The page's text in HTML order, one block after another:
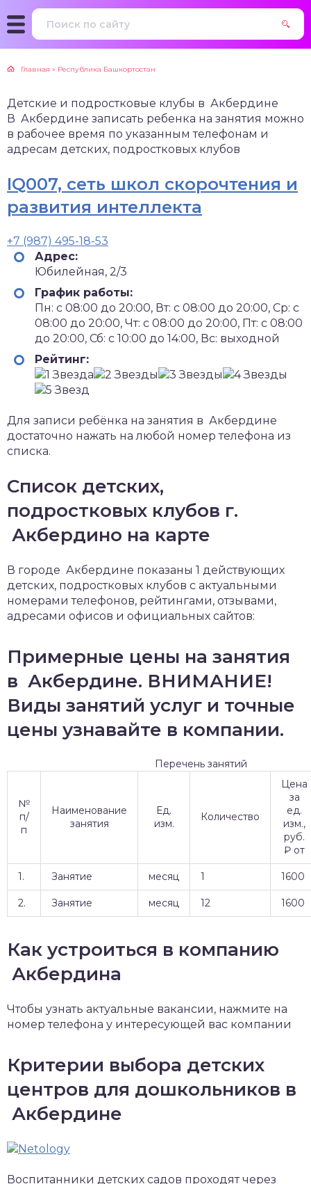
Главная » Республика Башкортостан
Детские и подростковые клубы в Акбердине
В Акбердине записать ребенка на занятия можно
в рабочее время по указанным телефонам и
адресам детских, подростковых клубов
IQ007, сеть школ скорочтения и
развития интеллекта
+7 (987) 495-18-53
Адрес:
Юбилейная, 2/3
График работы:
Пн: с 08:00 до 20:00, Вт: с 08:00 до 20:00, Ср: с
08:00 до 20:00, Чт: с 08:00 до 20:00, Пт: с 08:00
до 20:00, Сб: с 10:00 до 14:00, Вс: выходной
Рейтинг:
Для записи ребёнка на занятия в Акбердине
достаточно нажать на любой номер телефона из
списка.
Список детских,
подростковых клубов г.
Акбердино на карте
В городе Акбердине показаны 1 действующих
детских, подростковых клубов с актуальными
номерами телефонов, рейтингами, отзывами,
адресами офисов и официальных сайтов:
Примерные цены на занятия
в Акбердине. ВНИМАНИЕ!
Виды занятий услуг и точные
цены узнавайте в компании.
Перечень занятий
№
п/
п
Наименование
занятия
Ед.
изм.
Количество
Цена
за
ед.
изм.,
руб.
₽ от
1. Занятие месяц 1 1600
2. Занятие месяц 12 1600
Как устроиться в компанию
Акбердина
Чтобы узнать актуальные вакансии, нажмите на
номер телефона у интересующей вас компании
Критерии выбора детских
центров для дошкольников в
Акбердине
Воспитанники детских садов проходят через